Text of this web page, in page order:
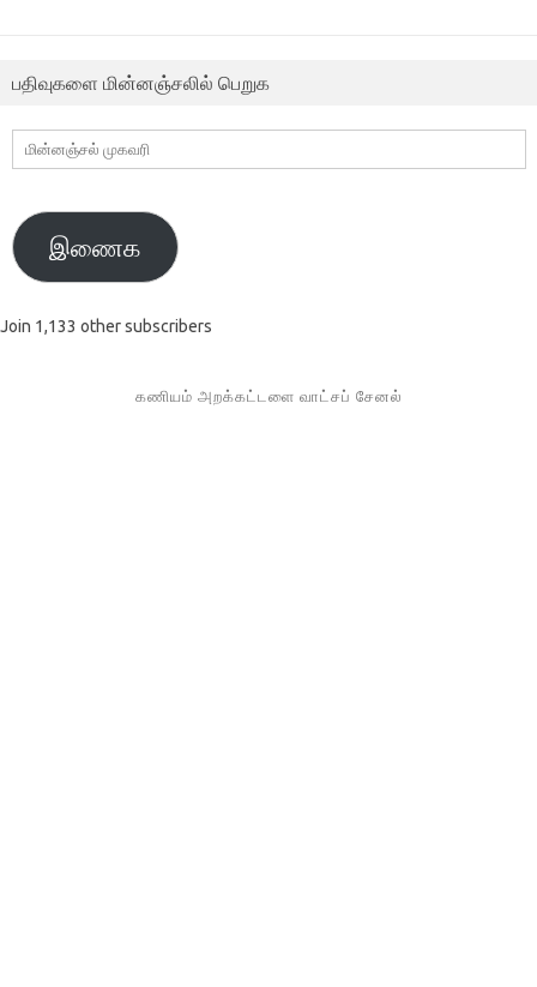
பதிவுகளை மின்னஞ்சலில் பெறுக
மின்னஞ்சல்
முகவரி
இணைக
Join 1,133 other subscribers
கணியம் அறக்கட்டளை வாட்சப் சேனல்